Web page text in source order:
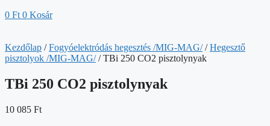
0 Ft 0 Kosár
Kezdőlap /Fogyóelektródás hegesztés /MIG-MAG//Hegesztő
pisztolyok /MIG-MAG// TBi 250 CO2 pisztolynyak
TBi 250 CO2 pisztolynyak
10 085 Ft